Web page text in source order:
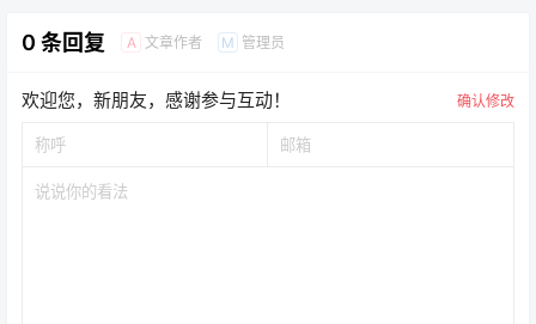
0 条回复 A 文章作者 M 管理员
欢迎您，新朋友，感谢参与互动！ 确认修改